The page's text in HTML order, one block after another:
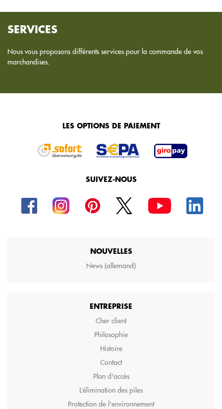
SERVICES
Nous vous proposons différents services pour la commande de vos
marchandises.
LES OPTIONS DE PAIEMENT
SUIVEZ-NOUS
NOUVELLES
News (allemand)
ENTREPRISE
Cher client
Philosophie
Histoire
Contact
Plan d'accès
L’élimination des piles
Protection de l'environnement